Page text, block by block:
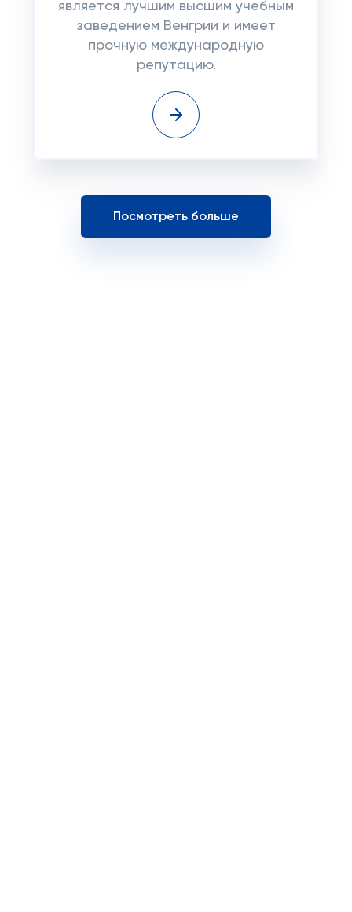
является лучшим высшим учебным
заведением Венгрии и имеет
прочную международную
репутацию.
Посмотреть больше